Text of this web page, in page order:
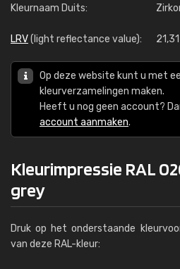
Kleurnaam Duits:
LRV(light reflectance value): 21,31
Op deze website kunt u met
kleurverzamelingen maken.
Heeft u nog geen account?
account aanmaken.
Kleurimpressie RAL
grey
Druk op het onderstaande
van deze RAL-kleur: